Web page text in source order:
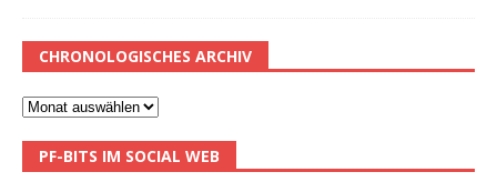
CHRONOLOGISCHES ARCHIV
PF-BITS IM SOCIAL WEB